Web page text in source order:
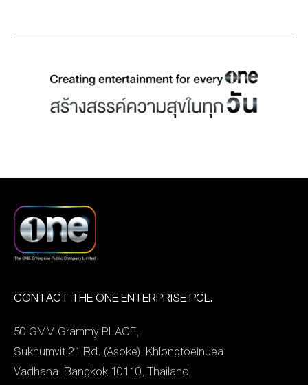
เดอะ วัน เอ็นเตอร์ไพรส์
จัดงานเปิดตัว“oneD
ORIGINAL – New ERA of
Thai content ศักราชใหม่
ความชอบของกลุ่มเป้าหมาย
ไปทั้งรูปแบบและการรับชม
เปิดตัว “oneD ORIGINAL”
พบกับซีรีส์คุณภาพสุด
2024 โดยมี ถกลเกียรติ วีร
บริหารกลุ่ม บริษัท เดอะ วัน
เอ็นเตอร์ไพรส์ จำกัด
(มหาชน) พร้อมด้วย 3
CONTACT THE ONE ENTERPRISE PCL.
50 GMM Grammy PLACE,
Sukhumvit 21 Rd. (Asoke), Khlongtoeinuea,
Vadhana, Bangkok 10110, Thailand